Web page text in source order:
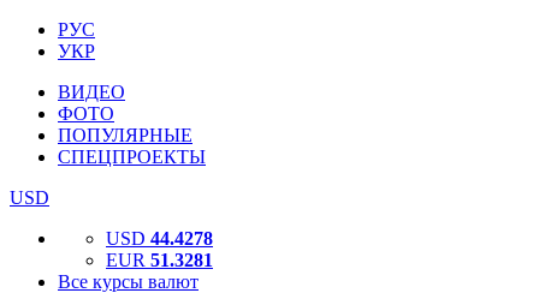
РУС
УКР
ВИДЕО
ФОТО
ПОПУЛЯРНЫЕ
СПЕЦПРОЕКТЫ
USD
USD 44.4278
EUR 51.3281
Все курсы валют